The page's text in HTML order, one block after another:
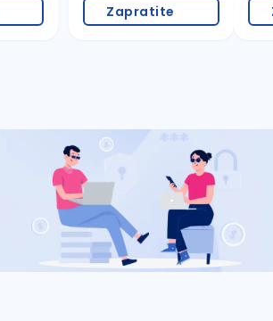
Zapratite